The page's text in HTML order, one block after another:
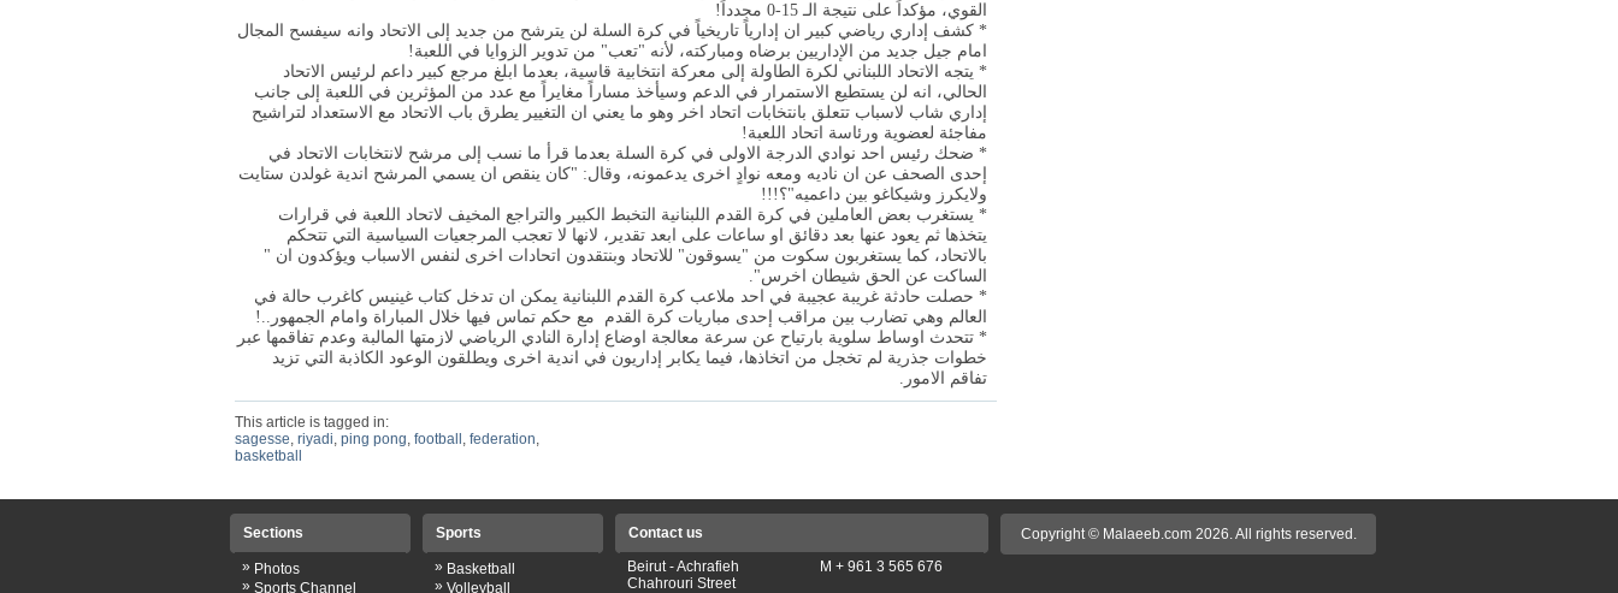
القوي، مؤكداً على نتيجة الـ 15-0 مجدداً!
* كشف إداري رياضي كبير ان إدارياً تاريخياً في كرة السلة لن يترشح من جديد إلى الاتحاد وانه سيفسح المجال
امام جيل جديد من الإداريين برضاه ومباركته، لأنه "تعب" من تدوير الزوايا في اللعبة!
* يتجه الاتحاد اللبناني لكرة الطاولة إلى معركة انتخابية قاسية، بعدما ابلغ مرجع كبير داعم لرئيس الاتحاد
الحالي، انه لن يستطيع الاستمرار في الدعم وسيأخذ مساراً مغايراً مع عدد من المؤثرين في اللعبة إلى جانب
إداري شاب لاسباب تتعلق بانتخابات اتحاد اخر وهو ما يعني ان التغيير يطرق باب الاتحاد مع الاستعداد لتراشيح
مفاجئة لعضوية ورئاسة اتحاد اللعبة!
* ضحك رئيس احد نوادي الدرجة الاولى في كرة السلة بعدما قرأ ما نسب إلى مرشح لانتخابات الاتحاد في
إحدى الصحف عن ان ناديه ومعه نوادٍ اخرى يدعمونه، وقال: "كان ينقص ان يسمي المرشح اندية غولدن ستايت
ولايكرز وشيكاغو بين داعميه"؟!!!
* يستغرب بعض العاملين في كرة القدم اللبنانية التخبط الكبير والتراجع المخيف لاتحاد اللعبة في قرارات
يتخذها ثم يعود عنها بعد دقائق او ساعات على ابعد تقدير، لانها لا تعجب المرجعيات السياسية التي تتحكم
بالاتحاد، كما يستغربون سكوت من "يسوقون" للاتحاد وبنتقدون اتحادات اخرى لنفس الاسباب ويؤكدون ان "
الساكت عن الحق شيطان اخرس".
* حصلت حادثة غريبة عجيبة في احد ملاعب كرة القدم اللبنانية يمكن ان تدخل كتاب غينيس كاغرب حالة في
العالم وهي تضارب بين مراقب إحدى مباريات كرة القدم مع حكم تماس فيها خلال المباراة وامام الجمهور..!
* تتحدث اوساط سلوية بارتياح عن سرعة معالجة اوضاع إدارة النادي الرياضي لازمتها المالبة وعدم تفاقمها عبر
خطوات جذرية لم تخجل من اتخاذها، فيما يكابر إداريون في اندية اخرى ويطلقون الوعود الكاذبة التي تزيد
تفاقم الامور.
This article is tagged in:
sagesse, riyadi, ping pong, football , federation,
basketball
Sections
» Photos
» Sports Channel
Sports
» Basketball
» Volleyball
Contact us
Beirut - Achrafieh
Chahrouri Street
M + 961 3 565 676
Copyright © Malaeeb.com 2026. All rights reserved.